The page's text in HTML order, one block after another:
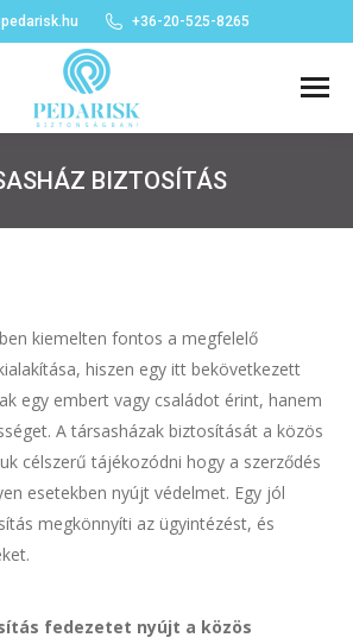
+36-20-525-8265
BIZTOSÍTÁS
kiemelten fontos a megfelelő
hiszen egy itt bekövetkezett
egy embert vagy családot érint, hanem
A társasházak biztosítását a közös
célszerű tájékozódni hogy a szerződés
esetekben nyújt védelmet. Egy jól
megkönnyíti az ügyintézést, és
fedezetet nyújt a közös